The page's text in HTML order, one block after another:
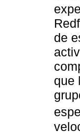
de
que